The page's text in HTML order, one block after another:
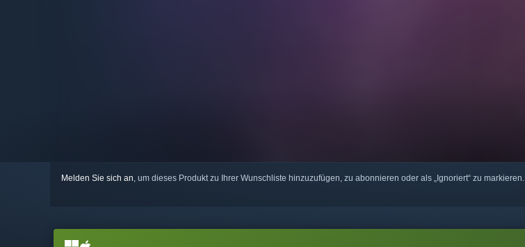
Melden Sie sich an, um dieses Produkt zu Ihrer Wunschliste hinzuzufügen, zu abonnieren oder als „Ignoriert“ zu markieren.